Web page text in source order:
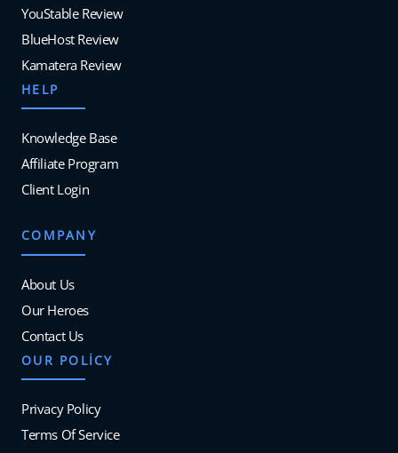
YouStable Review
BlueHost Review
Kamatera Review
HELP
Knowledge Base
Affiliate Program
Client Login
COMPANY
About Us
Our Heroes
Contact Us
OUR POLICY
Privacy Policy
Terms Of Service